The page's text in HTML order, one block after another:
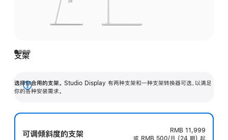
支架
选择你合用的支架。 Studio Display 有两种支架和一种支架转换器可选，以满足
你的各种安装需求。
展
可调倾斜度的支架
RMB 11,999
或 RMB 500/月 (24 期) 起